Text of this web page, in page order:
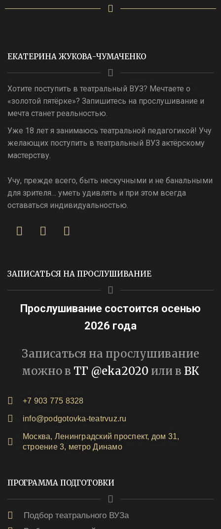
ЕКАТЕРИНА ЖУКОВА-ЧУМАЧЕНКО
Хотите поступить в театральный ВУЗ? Мечтаете о
«золотой пятёрке»? Запишитесь на прослушивание и
мечта станет реальностью.
Уже 18 лет я занимаюсь театральной педагогикой! Учу
желающих поступить в театральный ВУЗ актёрскому
мастерству.
Учу, прежде всего, быть нескучными и не банальными
для зрителя… уметь удивлять и при этом всегда
оставаться индивидуальностью.
ЗАПИСАТЬСЯ НА ПРОСЛУШИВАНИЕ
Прослушивание состоится осенью
2026 года
Записаться на прослушивание
можно в ТГ @eka2020 или в ВК
+7 903 775 8328
info@podgotovka-teatrvuz.ru
Москва, Ленинградский проспект, дом 31,
строение 3, метро Динамо
ПРОГРАММА ПОДГОТОВКИ
Подбор театрального ВУЗа